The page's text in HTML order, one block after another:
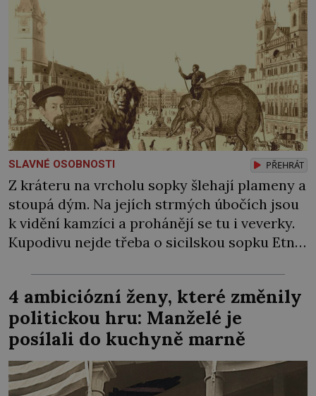
SLAVNÉ OSOBNOSTI PŘEHRÁT
Z kráteru na vrcholu sopky šlehají plameny a
stoupá dým. Na jejích strmých úbočích jsou
k vidění kamzíci a prohánějí se tu i veverky.
Kupodivu nejde třeba o sicilskou sopku Etnu,
1570 zde císař Maxmilián II. pořádá velkolepé
slavnosti, při kterých Pražané vůbec poprvé
spatří také živého slona […]
4 ambiciózní ženy, které změnily
politickou hru: Manželé je
posílali do kuchyně marně